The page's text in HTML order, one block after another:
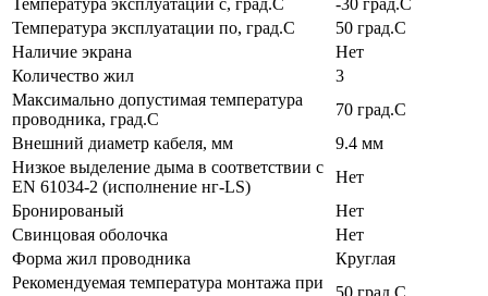
Температура эксплуатации по, град.C
50 град.C
Наличие экрана
Нет
Количество жил
3
Максимально допустимая температура
проводника, град.C
70 град.C
Внешний диаметр кабеля, мм
9.4 мм
Низкое выделение дыма в соответствии с
EN 61034-2 (исполнение нг-LS)
Нет
Бронированый
Нет
Свинцовая оболочка
Нет
Форма жил проводника
Круглая
Рекомендуемая температура монтажа при
50 град.C